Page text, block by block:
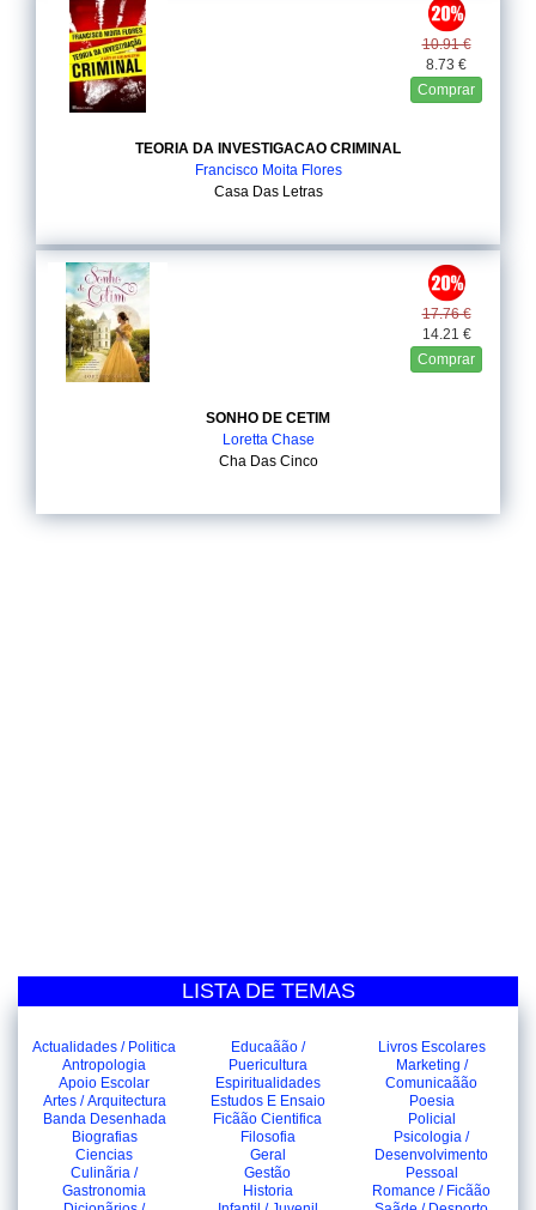
10.91 €
8.73 €
Comprar
TEORIA DA INVESTIGACAO CRIMINAL
Francisco Moita Flores
Casa Das Letras
17.76 €
14.21 €
Comprar
SONHO DE CETIM
Loretta Chase
Cha Das Cinco
LISTA DE TEMAS
Actualidades / Politica
Antropologia
Apoio Escolar
Artes / Arquitectura
Banda Desenhada
Biografias
Ciencias
Culinãria /
Gastronomia
Educaãão /
Puericultura
Espiritualidades
Estudos E Ensaio
Ficãão Cientifica
Filosofia
Geral
Gestão
Historia
Livros Escolares
Marketing /
Comunicaãão
Poesia
Policial
Psicologia /
Desenvolvimento
Pessoal
Romance / Ficãão